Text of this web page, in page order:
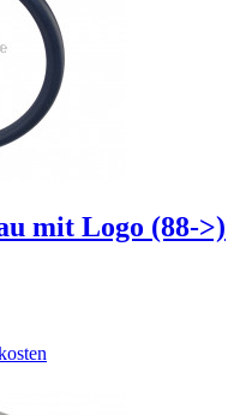
mit Logo (88->)